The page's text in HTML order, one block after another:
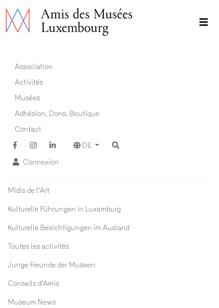
Direkt
zum
Main navigation DE
Association
Activités
Musées
Adhésion, Dons, Boutique
Contact
DE
Connexion
Actualités ADM
Midis de l'Art
Kulturelle Führungen in Luxemburg
Kulturelle Besichtigungen im Ausland
Toutes les activités
Junge Freunde der Museen
Conseils d'Amis
Museum News